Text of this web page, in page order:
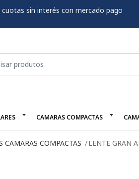
sin interés con mercado pago
CAMARAS COMPACTAS
CAMARAS COMPACTAS LENTE GRAN